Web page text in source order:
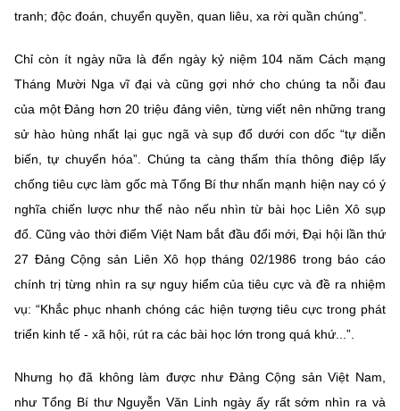
tranh; độc đoán, chuyển quyền, quan liêu, xa rời quần chúng”.
Chỉ còn ít ngày nữa là đến ngày kỷ niệm 104 năm Cách mạng
Tháng Mười Nga vĩ đại và cũng gợi nhớ cho chúng ta nỗi đau
của một Đảng hơn 20 triệu đảng viên, từng viết nên những trang
sử hào hùng nhất lại gục ngã và sụp đổ dưới con dốc “tự diễn
biến, tự chuyển hóa”. Chúng ta càng thấm thía thông điệp lấy
chống tiêu cực làm gốc mà Tổng Bí thư nhấn mạnh hiện nay có ý
nghĩa chiến lược như thế nào nếu nhìn từ bài học Liên Xô sụp
đổ. Cũng vào thời điểm Việt Nam bắt đầu đổi mới, Đại hội lần thứ
27 Đảng Cộng sản Liên Xô họp tháng 02/1986 trong báo cáo
chính trị từng nhìn ra sự nguy hiểm của tiêu cực và đề ra nhiệm
vụ: “Khắc phục nhanh chóng các hiện tượng tiêu cực trong phát
triển kinh tế - xã hội, rút ra các bài học lớn trong quá khứ...”.
Nhưng họ đã không làm được như Đảng Cộng sản Việt Nam,
như Tổng Bí thư Nguyễn Văn Linh ngày ấy rất sớm nhìn ra và